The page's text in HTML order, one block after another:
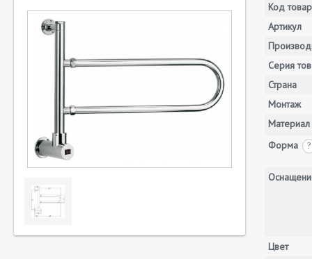
Код
Артикул
Серия
Страна
Монтаж
Материал
Форма
?
Цвет